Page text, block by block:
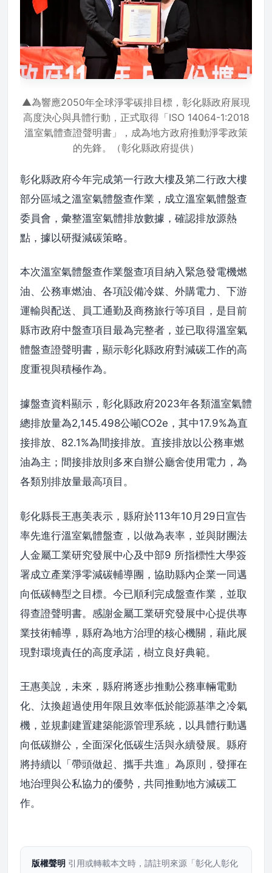
▲為響應2050年全球淨零碳排目標，彰化縣政府展現
高度決心與具體行動，正式取得「ISO 14064-1:2018
溫室氣體查證聲明書」，成為地方政府推動淨零政策
的先鋒。（彰化縣政府提供）
彰化縣政府今年完成第一行政大樓及第二行政大樓
部分區域之溫室氣體盤查作業，成立溫室氣體盤查
委員會，彙整溫室氣體排放數據，確認排放源熱
點，據以研擬減碳策略。
本次溫室氣體盤查作業盤查項目納入緊急發電機燃
油、公務車燃油、各項設備冷媒、外購電力、下游
運輸與配送、員工通勤及商務旅行等項目，是目前
縣市政府中盤查項目最為完整者，並已取得溫室氣
體盤查證聲明書，顯示彰化縣政府對減碳工作的高
度重視與積極作為。
據盤查資料顯示，彰化縣政府2023年各類溫室氣體
總排放量為2,145.498公噸CO2e，其中17.9%為直
接排放、82.1%為間接排放。直接排放以公務車燃
油為主；間接排放則多來自辦公廳舍使用電力，為
各類別排放量最高項目。
彰化縣長王惠美表示，縣府於113年10月29日宣告
率先進行溫室氣體盤查，以做為表率，並與財團法
人金屬工業研究發展中心及中部9 所指標性大學簽
署成立產業淨零減碳輔導團，協助縣內企業一同邁
向低碳轉型之目標。今已順利完成盤查作業，並取
得查證聲明書。感謝金屬工業研究發展中心提供專
業技術輔導，縣府為地方治理的核心機關，藉此展
現對環境責任的高度承諾，樹立良好典範。
王惠美說，未來，縣府將逐步推動公務車輛電動
化、汰換超過使用年限且效率低於能源基準之冷氣
機，並規劃建置建築能源管理系統，以具體行動邁
向低碳辦公，全面深化低碳生活與永續發展。縣府
將持續以「帶頭做起、攜手共進」為原則，發揮在
地治理與公私協力的優勢，共同推動地方減碳工
作。
版權聲明 引用或轉載本文時，請註明來源「彰化人彰化